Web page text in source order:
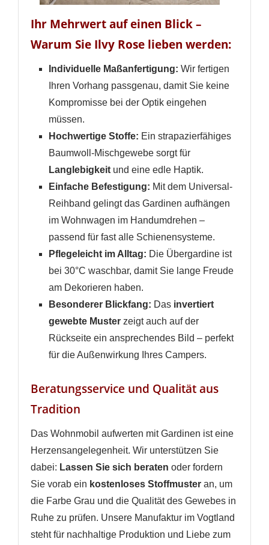
Ihr Mehrwert auf einen Blick –
Warum Sie Ilvy Rose lieben werden:
Individuelle Maßanfertigung: Wir fertigen
Ihren Vorhang passgenau, damit Sie keine
Kompromisse bei der Optik eingehen
müssen.
Hochwertige Stoffe: Ein strapazierfähiges
Baumwoll-Mischgewebe sorgt für
Langlebigkeit und eine edle Haptik.
Einfache Befestigung: Mit dem Universal-
Reihband gelingt das Gardinen aufhängen
im Wohnwagen im Handumdrehen –
passend für fast alle Schienensysteme.
Pflegeleicht im Alltag: Die Übergardine ist
bei 30°C waschbar, damit Sie lange Freude
am Dekorieren haben.
Besonderer Blickfang: Das invertiert
gewebte Muster zeigt auch auf der
Rückseite ein ansprechendes Bild – perfekt
für die Außenwirkung Ihres Campers.
Beratungsservice und Qualität aus
Tradition
Das Wohnmobil aufwerten mit Gardinen ist eine
Herzensangelegenheit. Wir unterstützen Sie
dabei: Lassen Sie sich beraten oder fordern
Sie vorab ein kostenloses Stoffmuster an, um
die Farbe Grau und die Qualität des Gewebes in
Ruhe zu prüfen. Unsere Manufaktur im Vogtland
steht für nachhaltige Produktion und Liebe zum
add_circle_outline Neue Liste anlegen
Wunschliste
Anmelden